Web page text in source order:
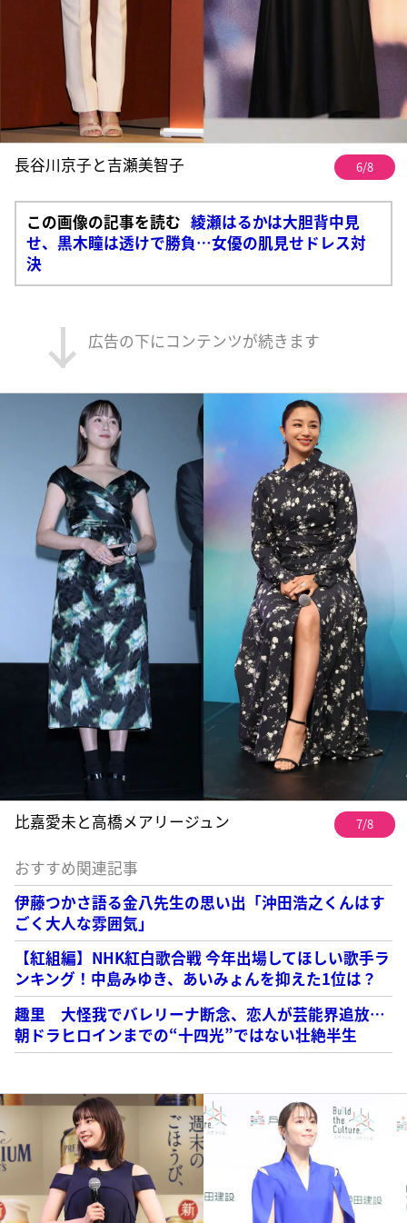
長谷川京子と吉瀬美智子 6/8
この画像の記事を読む 綾瀬はるかは大胆背中見
せ、黒木瞳は透けで勝負…女優の肌見せドレス対
決
広告の下にコンテンツが続きます
比嘉愛未と高橋メアリージュン 7/8
おすすめ関連記事
伊藤つかさ語る金八先生の思い出「沖田浩之くんはす
ごく大人な雰囲気」
【紅組編】NHK紅白歌合戦 今年出場してほしい歌手ラ
ンキング！中島みゆき、あいみょんを抑えた1位は？
趣里 大怪我でバレリーナ断念、恋人が芸能界追放…
朝ドラヒロインまでの“十四光”ではない壮絶半生